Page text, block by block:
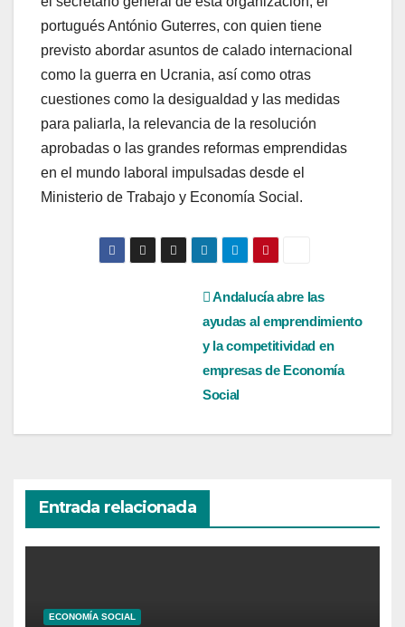
portugués António Guterres, con quien tiene
previsto abordar asuntos de calado internacional
como la guerra en Ucrania, así como otras
cuestiones como la desigualdad y las medidas
para paliarla, la relevancia de la resolución
aprobadas o las grandes reformas emprendidas
en el mundo laboral impulsadas desde el
Ministerio de Trabajo y Economía Social.
Andalucía abre las
ayudas al emprendimiento
y la competitividad en
empresas de Economía
Social
Entrada relacionada
ECONOMÍA SOCIAL